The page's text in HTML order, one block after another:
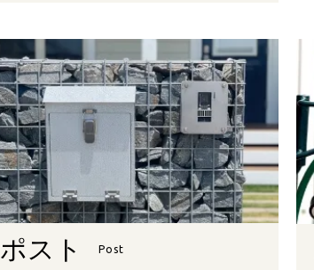
ポスト Post